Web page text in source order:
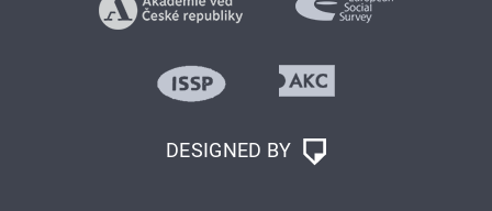
DESIGNED BY